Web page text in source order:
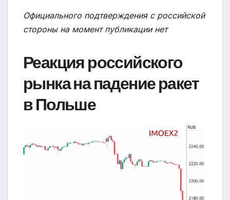
Официального подтверждения с российской
стороны на момент публикации нет
Реакция российского
рынка на падение ракет
в Польше